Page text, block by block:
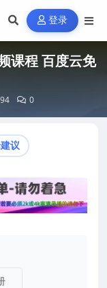
登录
课程 百度云免
0
议